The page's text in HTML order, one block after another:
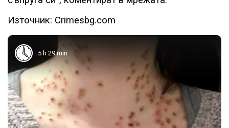
Източник: Crimesbg.com
5 h 29 min